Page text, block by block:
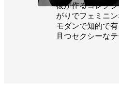
彼が作るコレク
がりでフェミニン
モダンで知的で
且つセクシーな